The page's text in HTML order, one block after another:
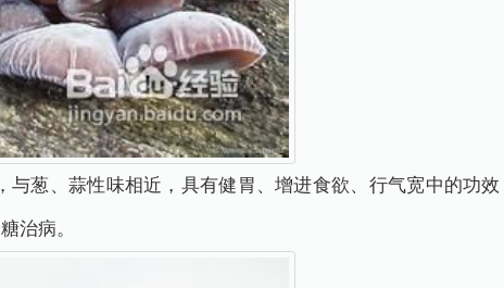
葱、蒜性味相近，具有健胃、增进食欲、行气宽中的功
治病。